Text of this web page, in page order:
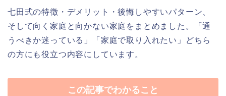
七田式の特徴・デメリット・後悔しやすいパターン、
そして向く家庭と向かない家庭をまとめました。「通
うべきか迷っている」「家庭で取り入れたい」どちら
の方にも役立つ内容にしています。
この記事でわかること